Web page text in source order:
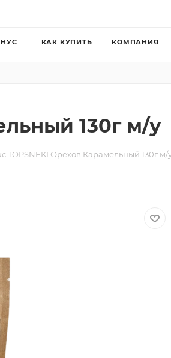
КАК КУПИТЬ КОМПАНИЯ
130г м/у
TOPSNEKI Орехов Карамельный 130г м/